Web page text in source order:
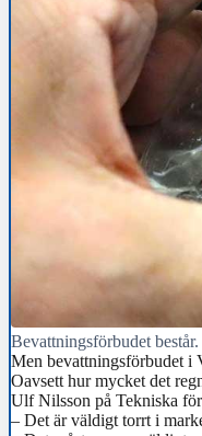
Bevattningsförbudet
Men bevattningsförbudet i
Oavsett hur mycket det
Ulf Nilsson på Tekniska
– Det är väldigt torrt i